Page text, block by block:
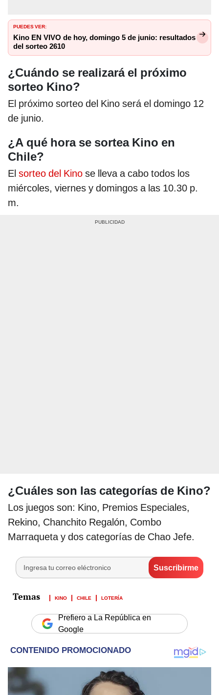
PUEDES VER:
Kino EN VIVO de hoy, domingo 5 de junio: resultados
del sorteo 2610
¿Cuándo se realizará el próximo
sorteo Kino?
El próximo sorteo del Kino será el domingo 12
de junio.
¿A qué hora se sortea Kino en
Chile?
El sorteo del Kino se lleva a cabo todos los
miércoles, viernes y domingos a las 10.30 p.
m.
¿Cuáles son las categorías de Kino?
Los juegos son: Kino, Premios Especiales,
Rekino, Chanchito Regalón, Combo
Marraqueta y dos categorías de Chao Jefe.
KINO CHILE LOTERÍA
Prefiero a La República en
Google